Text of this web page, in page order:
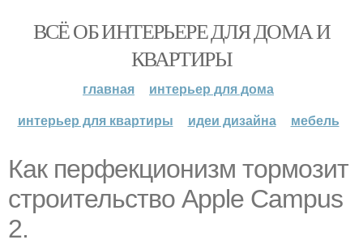
ВСЁ ОБ ИНТЕРЬЕРЕ ДЛЯ ДОМА И
КВАРТИРЫ
главная
интерьер для дома
интерьер для квартиры
идеи дизайна мебель
Как перфекционизм тормозит
строительство Apple Campus
2.